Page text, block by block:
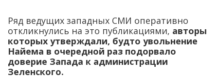
Ряд ведущих западных СМИ оперативно
откликнулись на это публикациями, авторы
которых утверждали, будто увольнение
Найема в очередной раз подорвало
доверие Запада к администрации
Зеленского.